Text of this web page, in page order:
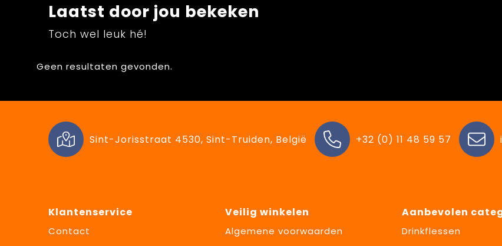
Laatst door jou bekeken
Toch wel leuk hé!
Geen resultaten gevonden.
Sint-Jorisstraat 4530, Sint-Truiden, België +32 (0) 11 48 59 57
Klantenservice
Contact
Veilig winkelen
Algemene voorwaarden
Aanbevolen
Drinkflessen